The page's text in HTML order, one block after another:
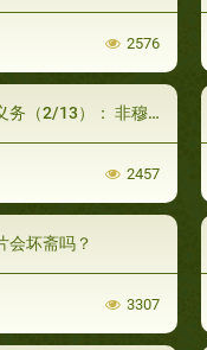
2576
13）： 非穆斯林居民
2457
会坏斋吗？
3307